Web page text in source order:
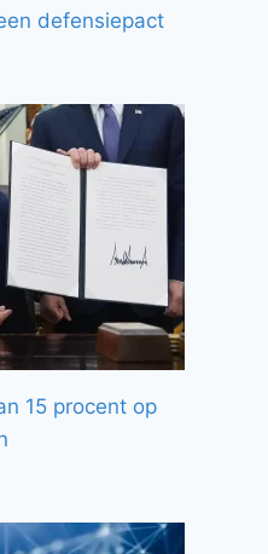
defensiepact
15 procent op